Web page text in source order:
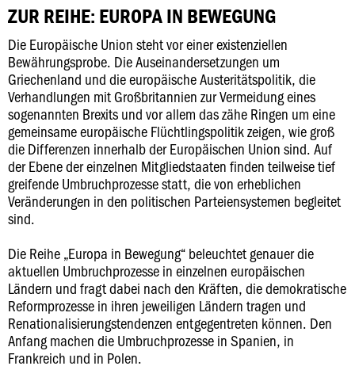
ZUR REIHE: EUROPA IN BEWEGUNG
Die Europäische Union steht vor einer existenziellen
Bewährungsprobe. Die Auseinandersetzungen um
Griechenland und die europäische Austeritätspolitik, die
Verhandlungen mit Großbritannien zur Vermeidung eines
sogenannten Brexits und vor allem das zähe Ringen um eine
gemeinsame europäische Flüchtlingspolitik zeigen, wie groß
die Differenzen innerhalb der Europäischen Union sind. Auf
der Ebene der einzelnen Mitgliedstaaten finden teilweise tief
greifende Umbruchprozesse statt, die von erheblichen
Veränderungen in den politischen Parteiensystemen begleitet
sind.
Die Reihe „Europa in Bewegung“ beleuchtet genauer die
aktuellen Umbruchprozesse in einzelnen europäischen
Ländern und fragt dabei nach den Kräften, die demokratische
Reformprozesse in ihren jeweiligen Ländern tragen und
Renationalisierungstendenzen entgegentreten können. Den
Anfang machen die Umbruchprozesse in Spanien, in
Frankreich und in Polen.